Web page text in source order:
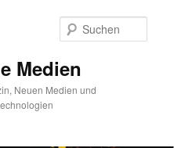
Medien
Neuen Medien und